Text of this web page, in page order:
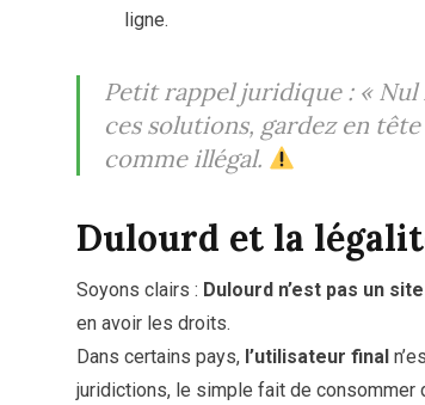
ligne.
Petit rappel juridique : « Nul
ces solutions, gardez en
comme illégal.
Dulourd et la
Soyons clairs : Dulourd n’est pas un
en avoir les droits.
Dans certains pays, l’utilisateur final
juridictions, le simple fait de consommer